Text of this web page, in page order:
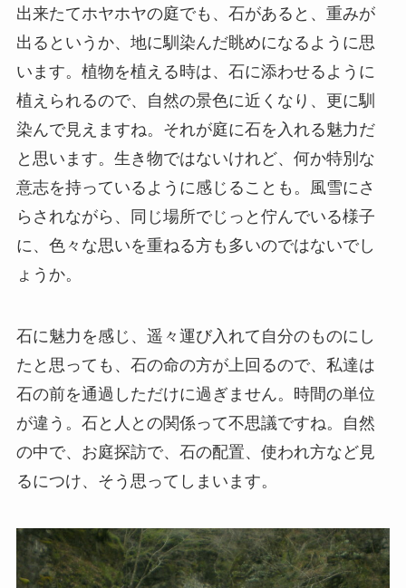
出来たてホヤホヤの庭でも、石があると、重みが
出るというか、地に馴染んだ眺めになるように思
います。植物を植える時は、石に添わせるように
植えられるので、自然の景色に近くなり、更に馴
染んで見えますね。それが庭に石を入れる魅力だ
と思います。生き物ではないけれど、何か特別な
意志を持っているように感じることも。風雪にさ
らされながら、同じ場所でじっと佇んでいる様子
に、色々な思いを重ねる方も多いのではないでし
ょうか。
石に魅力を感じ、遥々運び入れて自分のものにし
たと思っても、石の命の方が上回るので、私達は
石の前を通過しただけに過ぎません。時間の単位
が違う。石と人との関係って不思議ですね。自然
の中で、お庭探訪で、石の配置、使われ方など見
るにつけ、そう思ってしまいます。